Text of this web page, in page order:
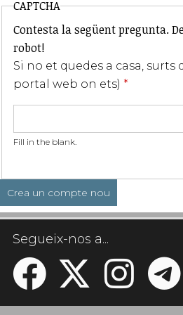
CAPTCHA
Contesta la següent pregunta.
robot!
Si no et quedes a casa, surts
portal web on ets) *
Fill in the blank.
Segueix-nos a...